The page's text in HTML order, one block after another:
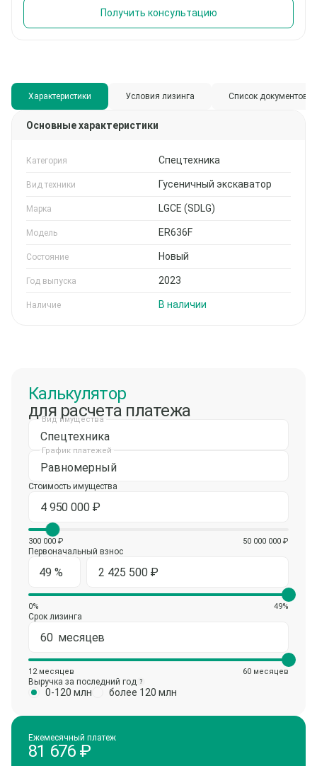
Получить консультацию
Характеристики Условия лизинга Список документов
Основные характеристики
Категория Спецтехника
Вид техники Гусеничный экскаватор
Марка LGCE (SDLG)
Модель ER636F
Состояние Новый
Год выпуска 2023
Наличие В наличии
Калькулятор
для расчета платежа
Спецтехника
Вид имущества
Равномерный
График платежей
Стоимость имущества
300 000 ₽ 50 000 000 ₽
Первоначальный взнос
0% 49%
Срок лизинга
12 месяцев 60 месяцев
Выручка за последний год ?
0-120 млн более 120 млн
Ежемесячный платеж
81 676₽